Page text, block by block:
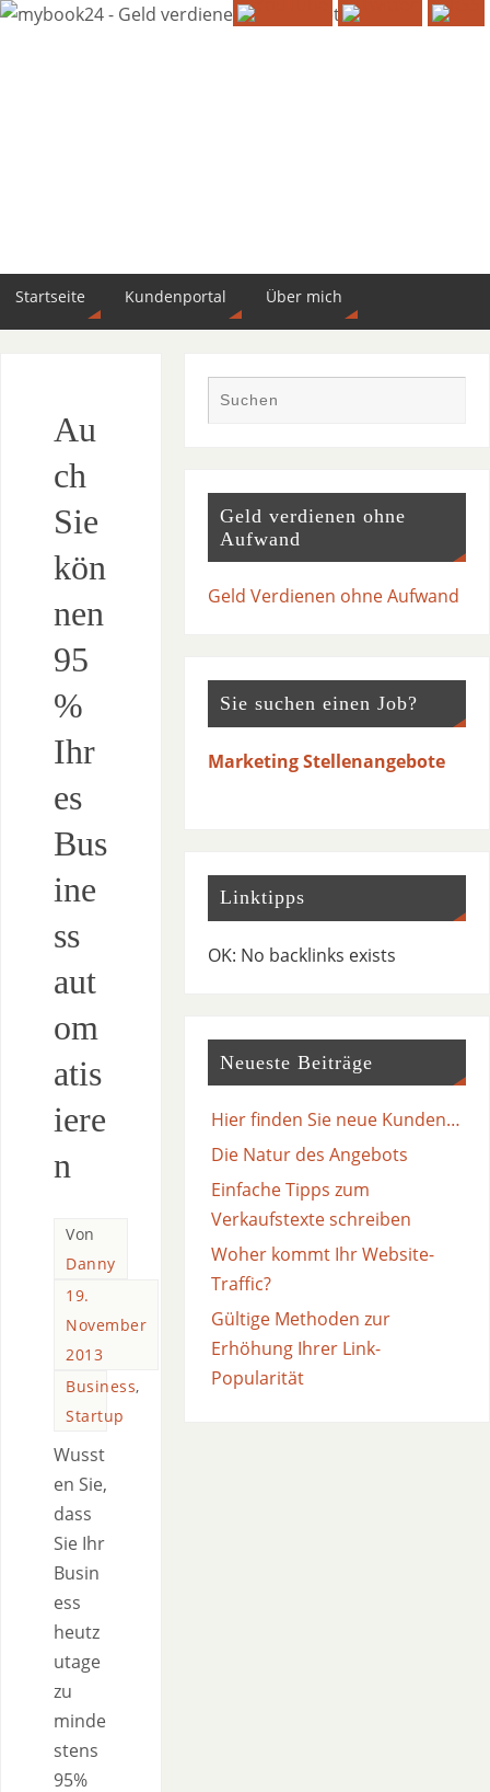
Startseite Kundenportal Über mich
Au
ch
Sie
kön
nen
95
%
Ihr
es
Bus
ine
ss
aut
om
atis
iere
n
Von
Danny
19.
November
2013
Business,
Startup
Wusst
en Sie,
dass
Sie Ihr
Busin
ess
heutz
utage
zu
minde
stens
95%
Geld verdienen ohne
Aufwand
Geld Verdienen ohne Aufwand
Sie suchen einen Job?
Marketing Stellenangebote
Linktipps
OK: No backlinks exists
Neueste Beiträge
Hier finden Sie neue Kunden…
Die Natur des Angebots
Einfache Tipps zum
Verkaufstexte schreiben
Woher kommt Ihr Website-
Traffic?
Gültige Methoden zur
Erhöhung Ihrer Link-
Popularität